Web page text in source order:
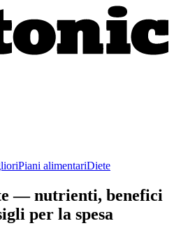
Piani alimentariDiete
— nutrienti, benefici
per la spesa